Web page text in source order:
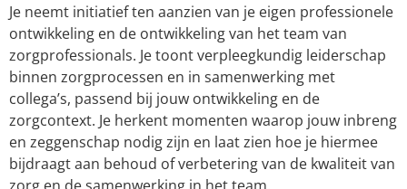
Je neemt initiatief ten aanzien van je eigen professionele
ontwikkeling en de ontwikkeling van het team van
zorgprofessionals. Je toont verpleegkundig leiderschap
binnen zorgprocessen en in samenwerking met
collega’s, passend bij jouw ontwikkeling en de
zorgcontext. Je herkent momenten waarop jouw inbreng
en zeggenschap nodig zijn en laat zien hoe je hiermee
bijdraagt aan behoud of verbetering van de kwaliteit van